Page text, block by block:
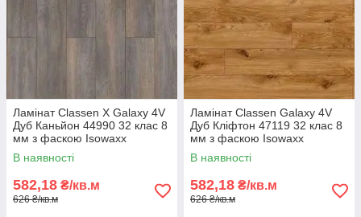
Ламінат Classen X Galaxy 4V
Дуб Каньйон 44990 32 клас 8
мм з фаскою Isowaxx
В наявності
582,18 ₴/кв.м
626 ₴/кв.м
Ламінат Classen Galaxy 4V
Дуб Кліфтон 47119 32 клас 8
мм з фаскою Isowaxx
В наявності
582,18 ₴/кв.м
626 ₴/кв.м